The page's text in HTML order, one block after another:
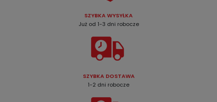
SZYBKA WYSYŁKA
Już od 1-3 dni robocze
SZYBKA DOSTAWA
1-2 dni robocze